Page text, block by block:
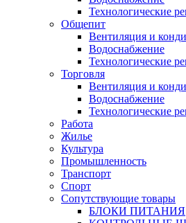
Технологические
Общепит
Вентиляция и
Водоснабжение
Технологические
Торговля
Вентиляция и
Водоснабжение
Технологические
Работа
Жилье
Культура
Промышленность
Транспорт
Спорт
Сопутствующие товары
БЛОКИ ПИТАНИЯ